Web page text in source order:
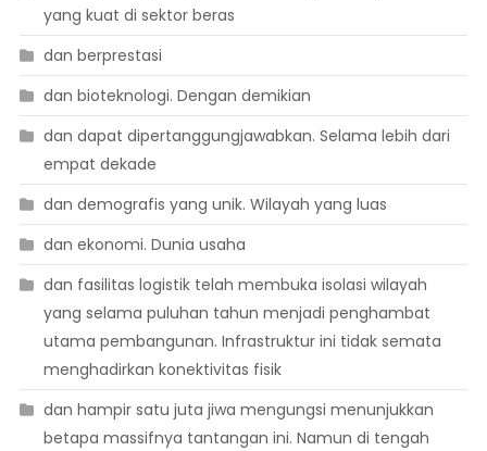
yang kuat di sektor beras
dan berprestasi
dan bioteknologi. Dengan demikian
dan dapat dipertanggungjawabkan. Selama lebih dari
empat dekade
dan demografis yang unik. Wilayah yang luas
dan ekonomi. Dunia usaha
dan fasilitas logistik telah membuka isolasi wilayah
yang selama puluhan tahun menjadi penghambat
utama pembangunan. Infrastruktur ini tidak semata
menghadirkan konektivitas fisik
dan hampir satu juta jiwa mengungsi menunjukkan
betapa massifnya tantangan ini. Namun di tengah